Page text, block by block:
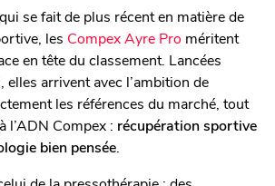
se fait de plus récent en matière de
les Compex Ayre Pro méritent
en tête du classement. Lancées
, elles arrivent avec l’ambition de
les références du marché, tout
l’ADN Compex : récupération sportive
bien pensée